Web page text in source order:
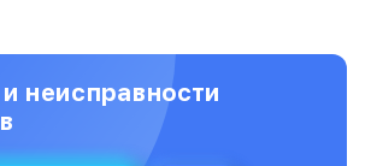
неисправности